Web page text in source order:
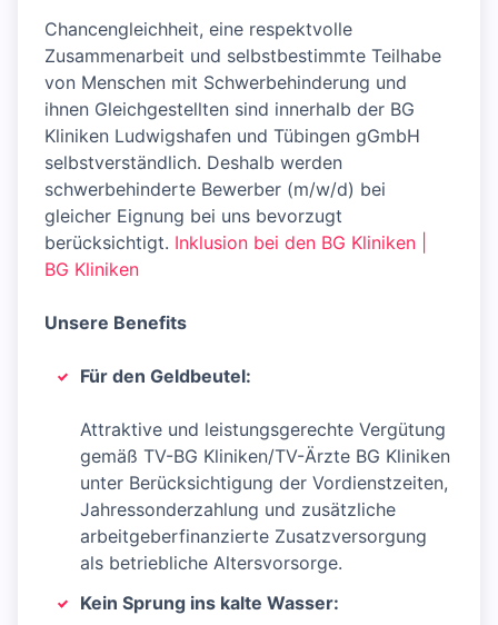
Chancengleichheit, eine respektvolle
Zusammenarbeit und selbstbestimmte Teilhabe
von Menschen mit Schwerbehinderung und
ihnen Gleichgestellten sind innerhalb der BG
Kliniken Ludwigshafen und Tübingen gGmbH
selbstverständlich. Deshalb werden
schwerbehinderte Bewerber (m/w/d) bei
gleicher Eignung bei uns bevorzugt
berücksichtigt. Inklusion bei den BG Kliniken |
BG Kliniken
Unsere Benefits
Für den Geldbeutel:
Attraktive und leistungsgerechte Vergütung
gemäß TV-BG Kliniken/TV-Ärzte BG Kliniken
unter Berücksichtigung der Vordienstzeiten,
Jahressonderzahlung und zusätzliche
arbeitgeberfinanzierte Zusatzversorgung
als betriebliche Altersvorsorge.
Kein Sprung ins kalte Wasser: